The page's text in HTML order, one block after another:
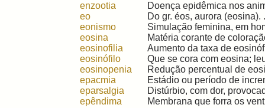
enzootia
Doença epidêmica nos
eo
Do gr. éos, aurora (eosina).
eonismo
Simulação feminina, em
eosina
Matéria corante de
eosinofilia
Aumento da taxa de
eosinófilo
Que se cora com eosina;
eosinopenia
Redução percentual de
epacmia
Estádio ou período de
eparsalgia
Distúrbio, com dor,
epêndima
Membrana que forra os